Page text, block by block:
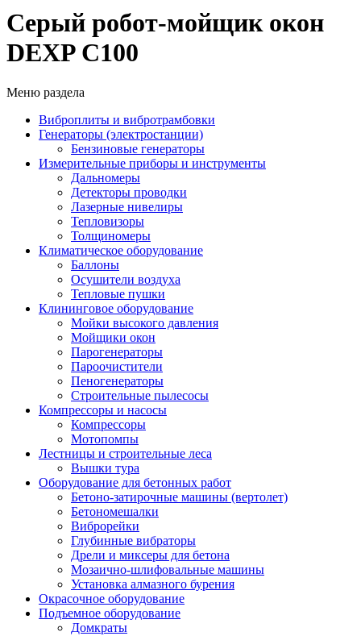
Серый робот-мойщик окон
DEXP C100
Меню раздела
Виброплиты и вибротрамбовки
Генераторы (электростанции)
Бензиновые генераторы
Измерительные приборы и инструменты
Дальномеры
Детекторы проводки
Лазерные нивелиры
Тепловизоры
Толщиномеры
Климатическое оборудование
Баллоны
Осушители воздуха
Тепловые пушки
Клининговое оборудование
Мойки высокого давления
Мойщики окон
Парогенераторы
Пароочистители
Пеногенераторы
Строительные пылесосы
Компрессоры и насосы
Компрессоры
Мотопомпы
Лестницы и строительные леса
Вышки тура
Оборудование для бетонных работ
Бетоно-затирочные машины (вертолет)
Бетономешалки
Виброрейки
Глубинные вибраторы
Дрели и миксеры для бетона
Мозаично-шлифовальные машины
Установка алмазного бурения
Окрасочное оборудование
Подъемное оборудование
Домкраты